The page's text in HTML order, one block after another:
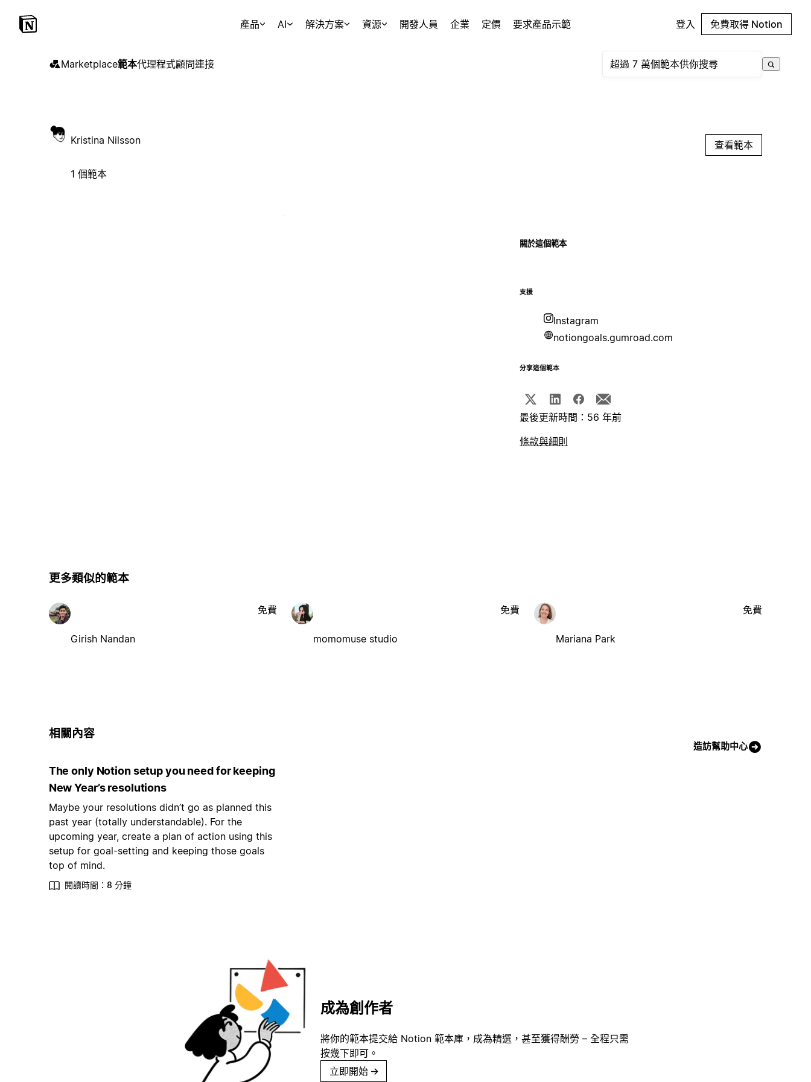
產品 AI 解決方案 資源 開發人員 企業 定價 要求產品示範 登入 免費取得 Notion
Marketplace範本代理程式顧問連接
Kristina Nilsson
1 個範本
查看範本
關於這個範本
支援
Instagram
notiongoals.gumroad.com
分享這個範本
最後更新時間：56 年前
條款與細則
更多類似的範本
Girish Nandan
免費
momomuse studio
免費
Mariana Park
免費
相關內容
造訪幫助中心
The only Notion setup you need for keeping
New Year’s resolutions
Maybe your resolutions didn’t go as planned this
past year (totally understandable). For the
upcoming year, create a plan of action using this
setup for goal-setting and keeping those goals
top of mind.
閱讀時間：8 分鐘
成為創作者
將你的範本提交給 Notion 範本庫，成為精選，甚至獲得酬勞 – 全程只需
按幾下即可。
立即開始 →